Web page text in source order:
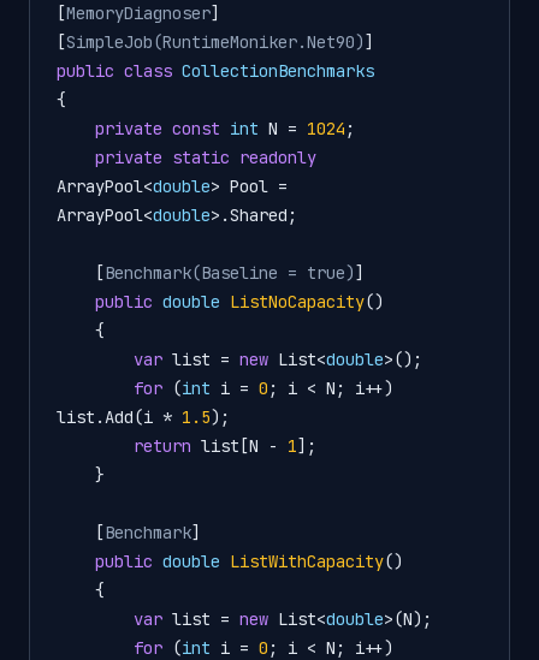
[MemoryDiagnoser]
[SimpleJob(RuntimeMoniker.Net90)
public class CollectionBenchmarks
{
private const int N = 1024 ;
private static readonly
ArrayPool<double> Pool =
ArrayPool<double>.Shared;
    [
Benchmark(Baseline = true)]
public double ListNoCapacity()
var list = new List<double>();
for (int i = 0 ; i < N; i++)
list.Add(i * 1.5);
return list[N - 1];
    [
Benchmark]
public double ListWithCapacity()
var list = new List<double>(N);
for (int i = 0 ; i < N; i++)